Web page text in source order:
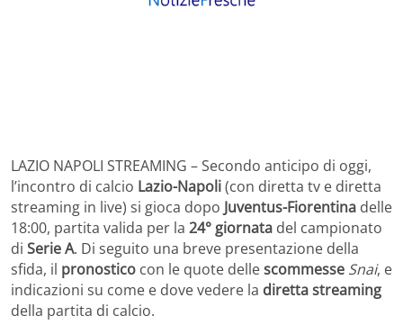
LAZIO NAPOLI STREAMING – Secondo anticipo di oggi,
l’incontro di calcio Lazio-Napoli(con diretta tv e diretta
streaming in live) si gioca dopo Juventus-Fiorentina delle
18:00, partita valida per la 24° giornata del campionato
di Serie A. Di seguito una breve presentazione della
sfida, il pronostico con le quote dellescommesse Snai, e
indicazioni su come e dove vedere la diretta streaming
della partita di calcio.